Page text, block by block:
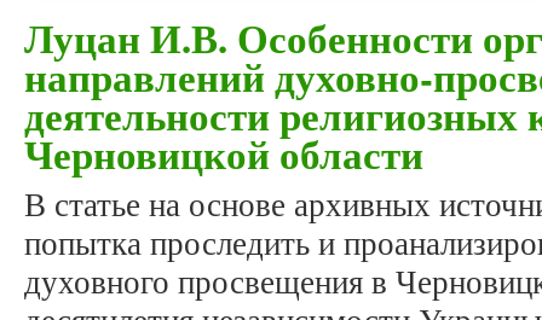
Луцан И.В. Особенности
направлений духовно-
деятельности религиозных
Черновицкой области
В статье на основе архивных
попытка проследить и
духовного просвещения в